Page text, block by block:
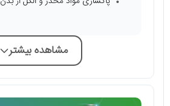
مشاهده بیشتر